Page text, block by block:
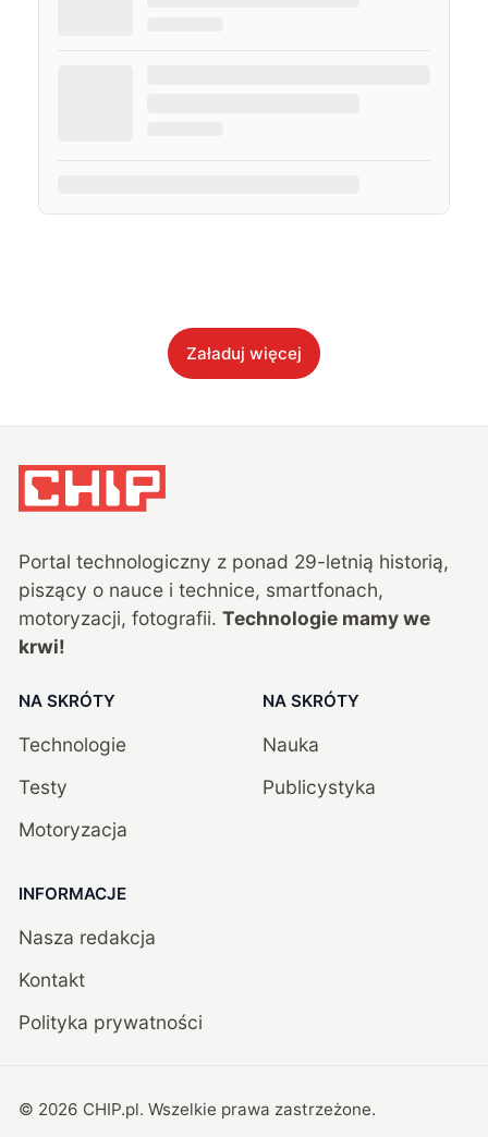
Załaduj więcej
Portal technologiczny z ponad 29-letnią historią,
piszący o nauce i technice, smartfonach,
motoryzacji, fotografii. Technologie mamy we
krwi!
NA SKRÓTY
Technologie
Testy
Motoryzacja
NA SKRÓTY
Nauka
Publicystyka
INFORMACJE
Nasza redakcja
Kontakt
Polityka prywatności
© 2026 CHIP.pl. Wszelkie prawa zastrzeżone.